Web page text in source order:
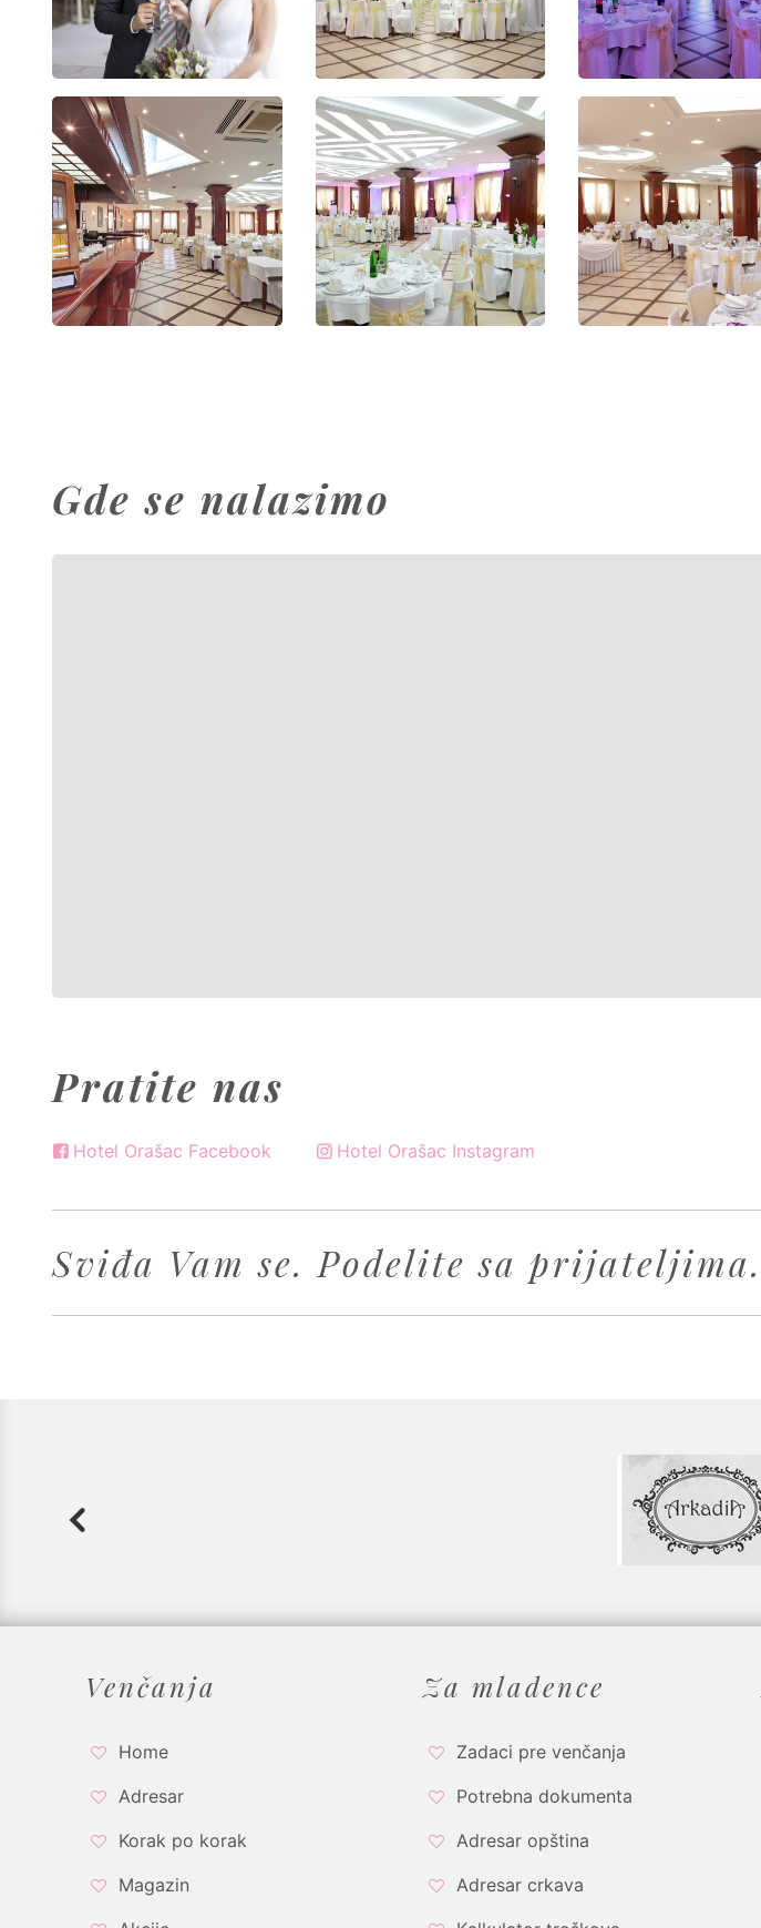
Gde se nalazimo
Pratite nas
Hotel Orašac Facebook Hotel Orašac Instagram
Sviđa Vam se. Podelite sa prijateljima.
Venčanja
Home
Adresar
Korak po korak
Magazin
Za mladence
Zadaci pre venčanja
Potrebna dokumenta
Adresar opština
Adresar crkava